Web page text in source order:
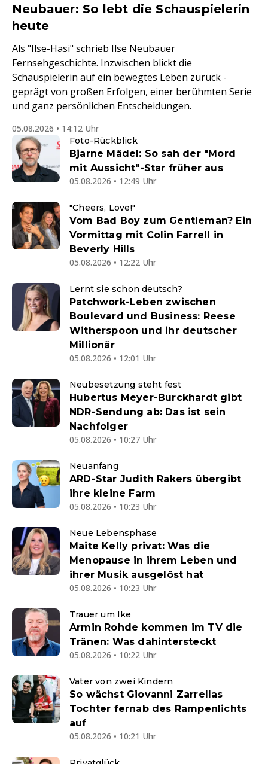
Neubauer: So lebt die Schauspielerin
heute
Als "Ilse-Hasi" schrieb Ilse Neubauer
Fernsehgeschichte. Inzwischen blickt die
Schauspielerin auf ein bewegtes Leben zurück -
geprägt von großen Erfolgen, einer berühmten Serie
und ganz persönlichen Entscheidungen.
05.08.2026 • 14:12 Uhr
Foto-Rückblick
Bjarne Mädel: So sah der "Mord
mit Aussicht"-Star früher aus
05.08.2026 • 12:49 Uhr
"Cheers, Love!"
Vom Bad Boy zum Gentleman? Ein
Vormittag mit Colin Farrell in
Beverly Hills
05.08.2026 • 12:22 Uhr
Lernt sie schon deutsch?
Patchwork-Leben zwischen
Boulevard und Business: Reese
Witherspoon und ihr deutscher
Millionär
05.08.2026 • 12:01 Uhr
Neubesetzung steht fest
Hubertus Meyer-Burckhardt gibt
NDR-Sendung ab: Das ist sein
Nachfolger
05.08.2026 • 10:27 Uhr
Neuanfang
ARD-Star Judith Rakers übergibt
ihre kleine Farm
05.08.2026 • 10:23 Uhr
Neue Lebensphase
Maite Kelly privat: Was die
Menopause in ihrem Leben und
ihrer Musik ausgelöst hat
05.08.2026 • 10:23 Uhr
Trauer um Ike
Armin Rohde kommen im TV die
Tränen: Was dahintersteckt
05.08.2026 • 10:22 Uhr
Vater von zwei Kindern
So wächst Giovanni Zarrellas
Tochter fernab des Rampenlichts
auf
05.08.2026 • 10:21 Uhr